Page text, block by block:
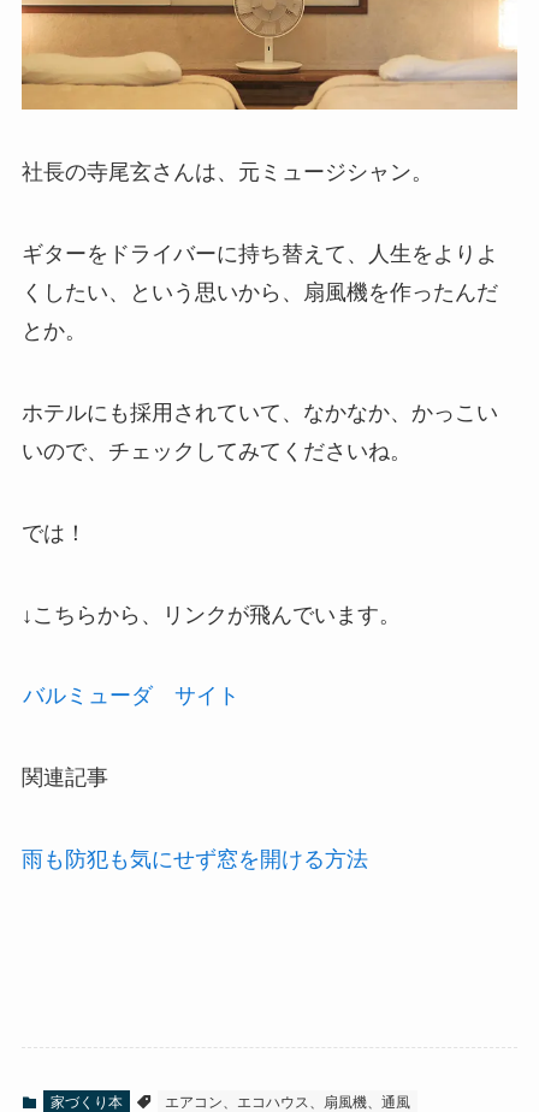
社長の寺尾玄さんは、元ミュージシャン。
ギターをドライバーに持ち替えて、人生をよりよ
くしたい、という思いから、扇風機を作ったんだ
とか。
ホテルにも採用されていて、なかなか、かっこい
いので、チェックしてみてくださいね。
では！
↓こちらから、リンクが飛んでいます。
バルミューダ サイト
関連記事
雨も防犯も気にせず窓を開ける方法
家づくり本 エアコン、エコハウス、扇風機、通風